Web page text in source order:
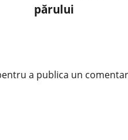
părului
a publica un